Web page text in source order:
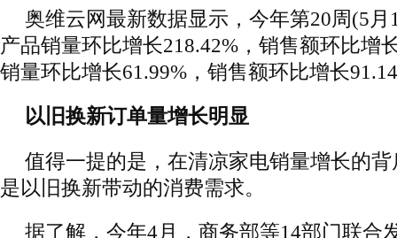
奥维云网最新数据显示，今年第20周(5
产品销量环比增长218.42%，销售额环比增
销量环比增长61.99%，销售额环比增长
以旧换新订单量增长明显
值得一提的是，在清凉家电销量增长的
是以旧换新带动的消费需求。
据了解，今年4月，商务部等14部门联合